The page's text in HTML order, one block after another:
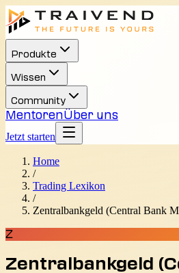
Produkte
Wissen
Community
MentorenÜber uns
Jetzt starten
Home
/
Trading Lexikon
/
Zentralbankgeld (Central Bank
Z
Zentralbankgeld